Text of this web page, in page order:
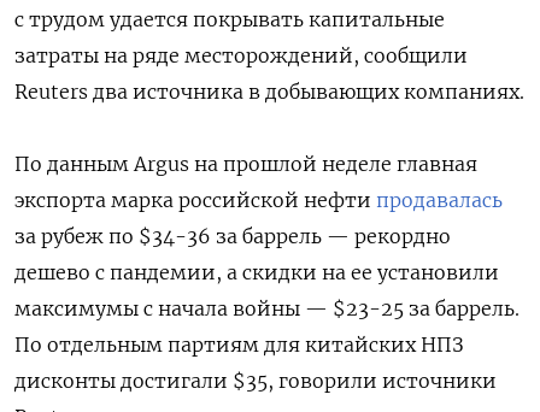
с трудом удается покрывать капитальные
затраты на ряде месторождений, сообщили
Reuters два источника в добывающих компаниях.
По данным Argus на прошлой неделе главная
экспорта марка российской нефти продавалась
за рубеж по $34-36 за баррель — рекордно
дешево с пандемии, а скидки на ее установили
максимумы с начала войны — $23-25 за баррель.
По отдельным партиям для китайских НПЗ
дисконты достигали $35, говорили источники